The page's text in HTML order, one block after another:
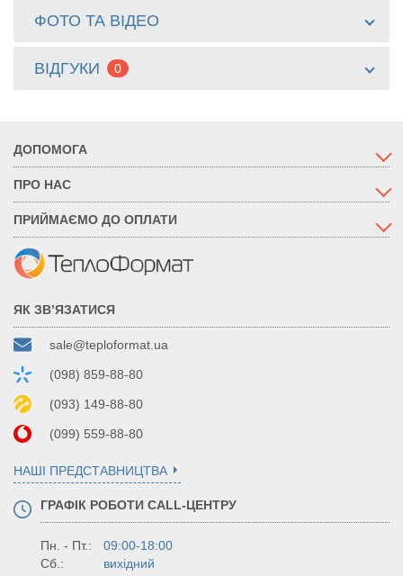
ФОТО ТА ВІДЕО
ВІДГУКИ 0
ДОПОМОГА
ПРО НАС
ПРИЙМАЄМО ДО ОПЛАТИ
ЯК ЗВ’ЯЗАТИСЯ
sale@teploformat.ua
(098) 859-88-80
(093) 149-88-80
(099) 559-88-80
НАШІ ПРЕДСТАВНИЦТВА
ГРАФІК РОБОТИ CALL-ЦЕНТРУ
Пн. - Пт.:
09:00-18:00
Сб.:
вихідний